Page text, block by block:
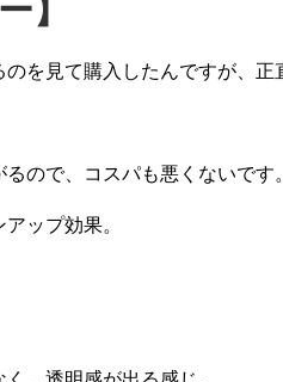
】
を見て購入したんですが、 正
ので、コスパも悪くないです。
ップ効果。